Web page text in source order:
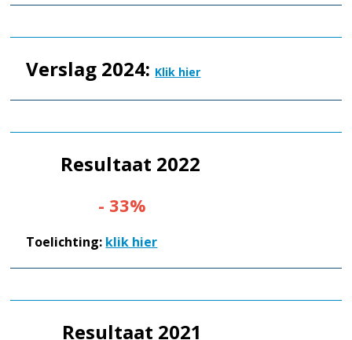
Verslag 2024: Klik hier
Resultaat 2022
- 33%
Toelichting: klik hier
Resultaat 2021